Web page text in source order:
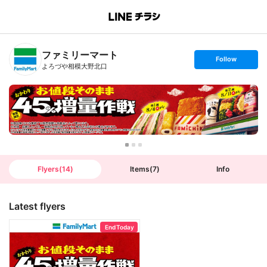
B
n
T
ファミリーマート
よろづや相模大野北口
s
t
o
l
l
o
w
Follow
Flyers(14) Items(7) Info
Latest flyers
End Today